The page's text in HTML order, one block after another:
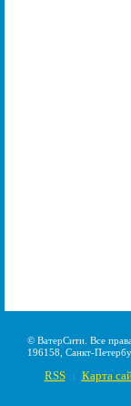
© ВатерСити. Все
196158, Санкт-
RSS Карта